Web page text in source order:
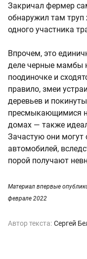
Закричал фермер
обнаружил там
одного участника
Впрочем, это
деле черные мамбы
поодиночке и
правило, змеи
деревьев и
пресмыкающимися
домах — также
Зачастую они
автомобилей,
порой получают
Материал впервые
феврале 2022
Автор текста: Сергей